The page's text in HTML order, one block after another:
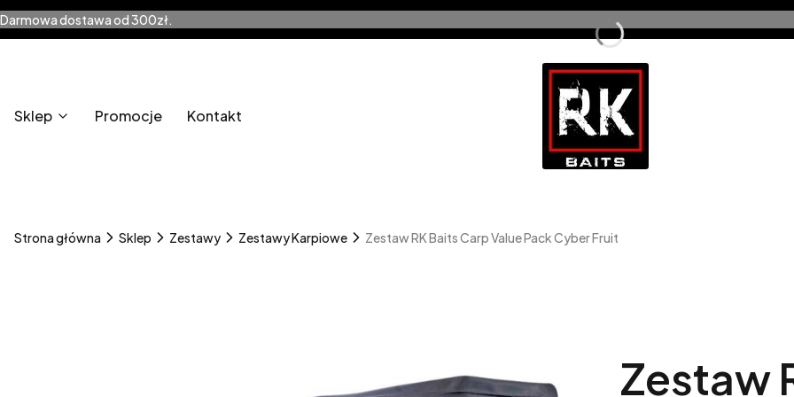
Darmowa dostawa od 300zł.
Sklep Promocje Kontakt
Strona główna Sklep Zestawy Zestawy Karpiowe Zestaw RK Baits Carp Value Pack Cyber Fruit
Zestaw